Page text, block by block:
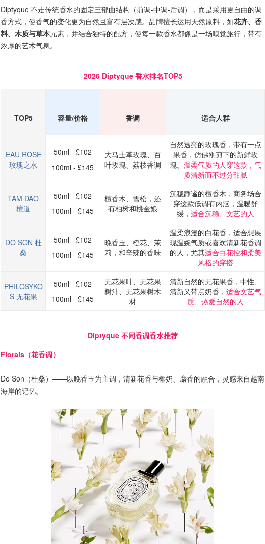
Diptyque 不走传统香水的固定三部曲结构（前调-中调-后调），而是采用更自由的调
香方式，使香气的变化更为自然且富有层次感。品牌擅长运用天然原料，如花卉、香
料、木质与草本元素，并结合独特的配方，使每一款香水都像是一场嗅觉旅行，带有
浓厚的艺术气息。
2026 Diptyque 香水排名TOP5
TOP5 容量/价格 香调 适合人群
EAU ROSE
玫瑰之水
50ml - £102
100ml - £145
大马士革玫瑰、百
叶玫瑰、荔枝香调
自然透亮的玫瑰香，带有一点
果香，仿佛刚剪下的新鲜玫
瑰。 温柔气质的人穿这款，气
质清新而不过分甜腻
TAM DAO
檀道
50ml - £102
100ml - £145
檀香木、雪松，还
有柏树和桃金娘
沉稳静谧的檀香木，商务场合
穿这款低调有内涵，温暖舒
缓， 适合沉稳、文艺的人
DO SON 杜
桑
50ml - £102
100ml - £145
晚香玉、橙花、茉
莉，和辛辣的香味
温柔浪漫的白花香，适合想展
现温婉气质或喜欢清新花香调
的人，尤其适合白花控和柔美
风格的穿搭
PHILOSYKO
S 无花果
50ml - £102
100ml - £145
无花果叶、无花果
树汁、无花果树木
材
清新自然的无花果香，中性、
清新又带点奶香， 适合文艺气
质、热爱自然的人
Diptyque 不同香调香水推荐
Florals（花香调）
Do Son（杜桑） ——以晚香玉为主调，清新花香与椰奶、麝香的融合，灵感来自越南
海岸的记忆。